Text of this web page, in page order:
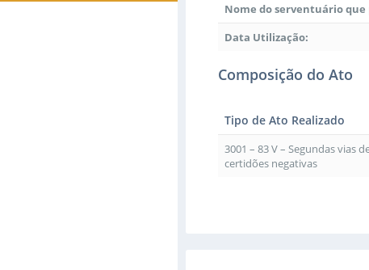
Nome do serventuário
Data Utilização:
Composição do Ato
Tipo de Ato Realizado
3001 – 83 V – Segundas vias
certidões negativas